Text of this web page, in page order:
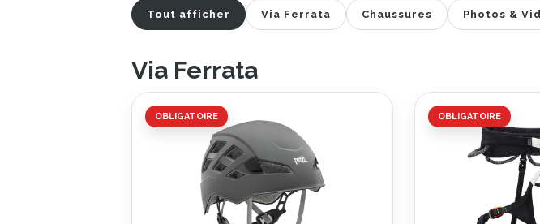
Tout afficher Via Ferrata Chaussures Photos &
Via Ferrata
OBLIGATOIRE OBLIGATOIRE